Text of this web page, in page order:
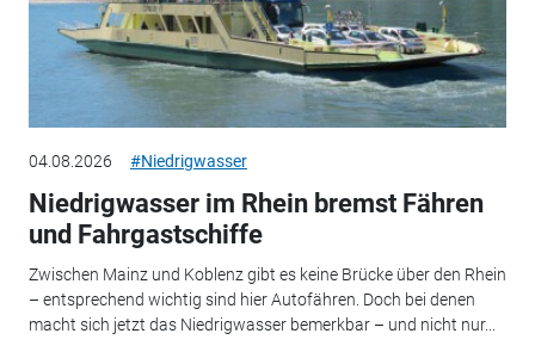
04.08.2026 #Niedrigwasser
Niedrigwasser im Rhein bremst Fähren
und Fahrgastschiffe
Zwischen Mainz und Koblenz gibt es keine Brücke über den Rhein
– entsprechend wichtig sind hier Autofähren. Doch bei denen
macht sich jetzt das Niedrigwasser bemerkbar – und nicht nur...